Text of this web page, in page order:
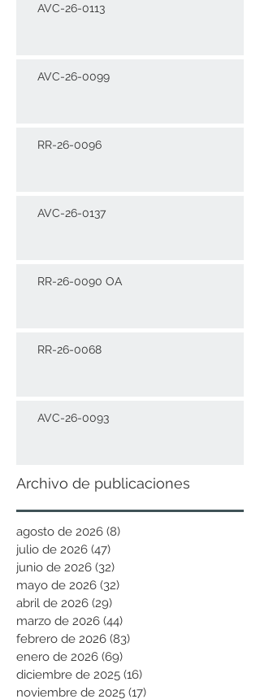
AVC-26-0113
AVC-26-0099
RR-26-0096
AVC-26-0137
RR-26-0090 OA
RR-26-0068
AVC-26-0093
Archivo de publicaciones
agosto de 2026 (8)
julio de 2026 (47)
junio de 2026 (32)
mayo de 2026 (32)
abril de 2026 (29)
marzo de 2026 (44)
febrero de 2026 (83)
enero de 2026 (69)
diciembre de 2025 (16)
noviembre de 2025 (17)